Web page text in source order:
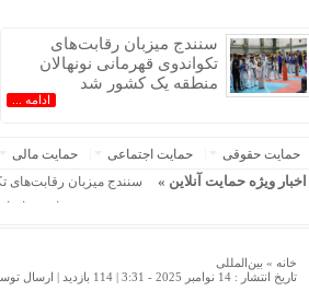
سنندج میزبان رقابت‌های
تکواندوی قهرمانی نونهالان
منطقه یک کشور شد
ادامه ...
حمایت حقوقی حمایت اجتماعی حمایت مالی
اخبار ویژه حمایت آنلاین »
سنندج میزبان رقابت‌های
نقض ۳۰۰ روزه آتش‌بس غزه از طرف رژیم صهیونیستی؛ هزار و ۲۵۰ نفر به شهادت رسیدند
خانه » بین‌المللی
تاریخ انتشار : 14 نوامبر 2025 - 3:31 |
114 بازدید | ارسال